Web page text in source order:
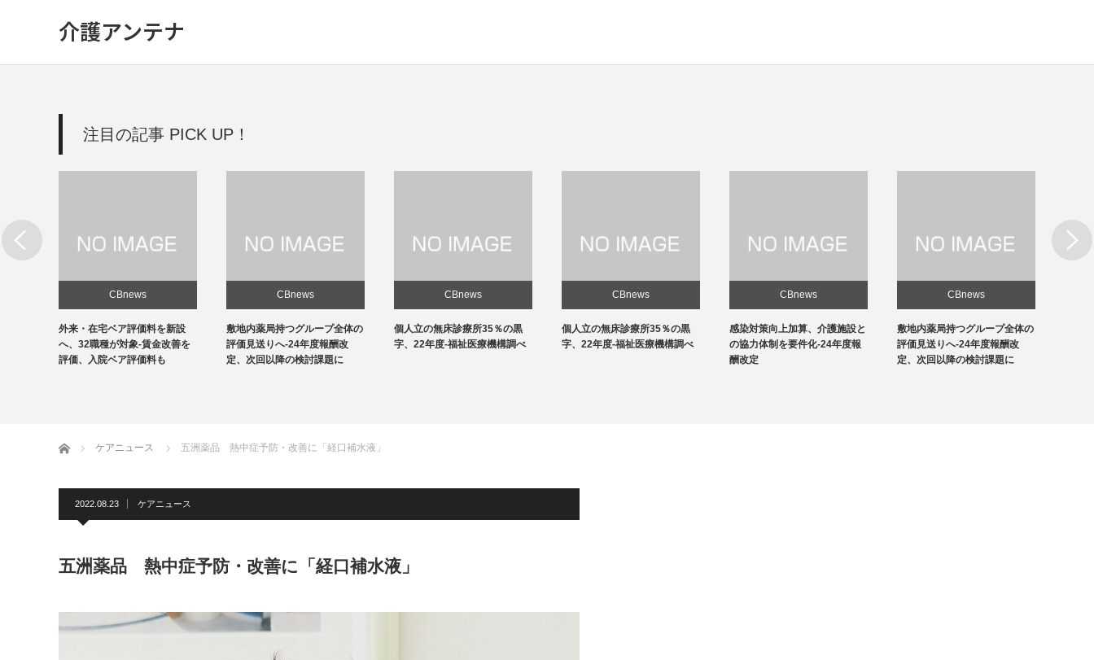
介護アンテナ
注目の記事 PICK UP！
CBnews
敷地内薬局持つグループ全体の
評価見送りへ-24年度報酬改
定、次回以降の検討課題に
CBnews
個人立の無床診療所35％の黒
字、22年度-福祉医療機構調べ
CBnews
個人立の無床診療所35％の黒
字、22年度-福祉医療機構調べ
CBnews
感染対策向上加算、介護施設と
の協力体制を要件化-24年度報
CBnews
敷地内薬局持つグループ全体の
評価見送りへ-24年度報酬改
定、次回以降の検討課題に
CBnews
急性期1の在院日数、支払側
「14日以内」主張-診療側「分
化の前につぶれる」、公益裁定
Next
ホーム ケアニュース 五洲薬品 熱中症予防・改善に「経口補水液」
2022.08.23 ケアニュース
五洲薬品 熱中症予防・改善に「経口補水液」